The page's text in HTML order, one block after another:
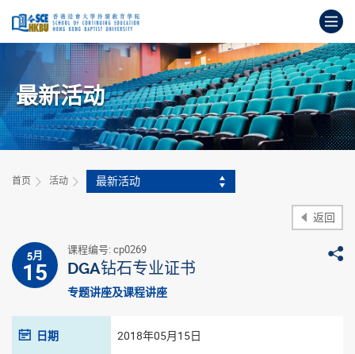
容
打
要
内
容
最新活动
首页 活动 最新活动
返回
5月
15
课程编号: cp0269
DGA钻石专业证书
专题讲座及课程讲座
日期 2018年05月15日